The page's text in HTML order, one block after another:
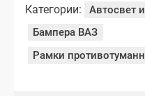
Категории:
Автосвет
Бампера ВАЗ
Рамки